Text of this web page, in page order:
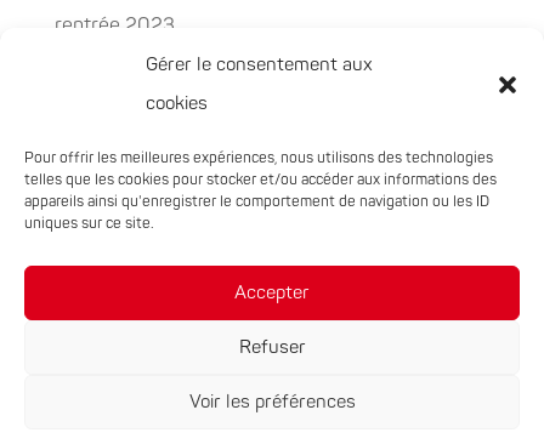
Gérer le consentement aux
cookies
Pour offrir les meilleures expériences, nous utilisons des technologies
telles que les cookies pour stocker et/ou accéder aux informations des
appareils ainsi qu'enregistrer le comportement de navigation ou les ID
uniques sur ce site.
Accepter
Refuser
Voir les préférences
rentrée 2023
La Maison François Cholat accueil et participe à
la préservation des espaces naturels sensibles
PEPITES, la nouvelle filière chanvre en
Auvergne-Rhône-Alpes